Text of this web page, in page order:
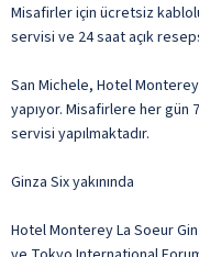
Misafirler için ücretsiz
servisi ve 24 saat açık
San Michele, Hotel
yapıyor. Misafirlere her gün
servisi yapılmaktadır.
Ginza Six yakınında
Hotel Monterey La Soeur